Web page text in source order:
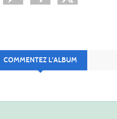
COMMENTEZ L'ALBUM